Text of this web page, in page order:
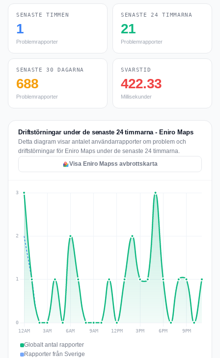
SENASTE TIMMEN
1
Problemrapporter
SENASTE 24 TIMMARNA
21
Problemrapporter
SENASTE 30 DAGARNA
688
Problemrapporter
SVARSTID
422.33
Millisekunder
Driftstörningar under de senaste 24 timmarna - Eniro Maps
Detta diagram visar antalet användarrapporter om problem och
driftstörningar för Eniro Maps under de senaste 24 timmarna.
Visa Eniro Mapss avbrottskarta
Globalt antal rapporter
Rapporter från Sverige